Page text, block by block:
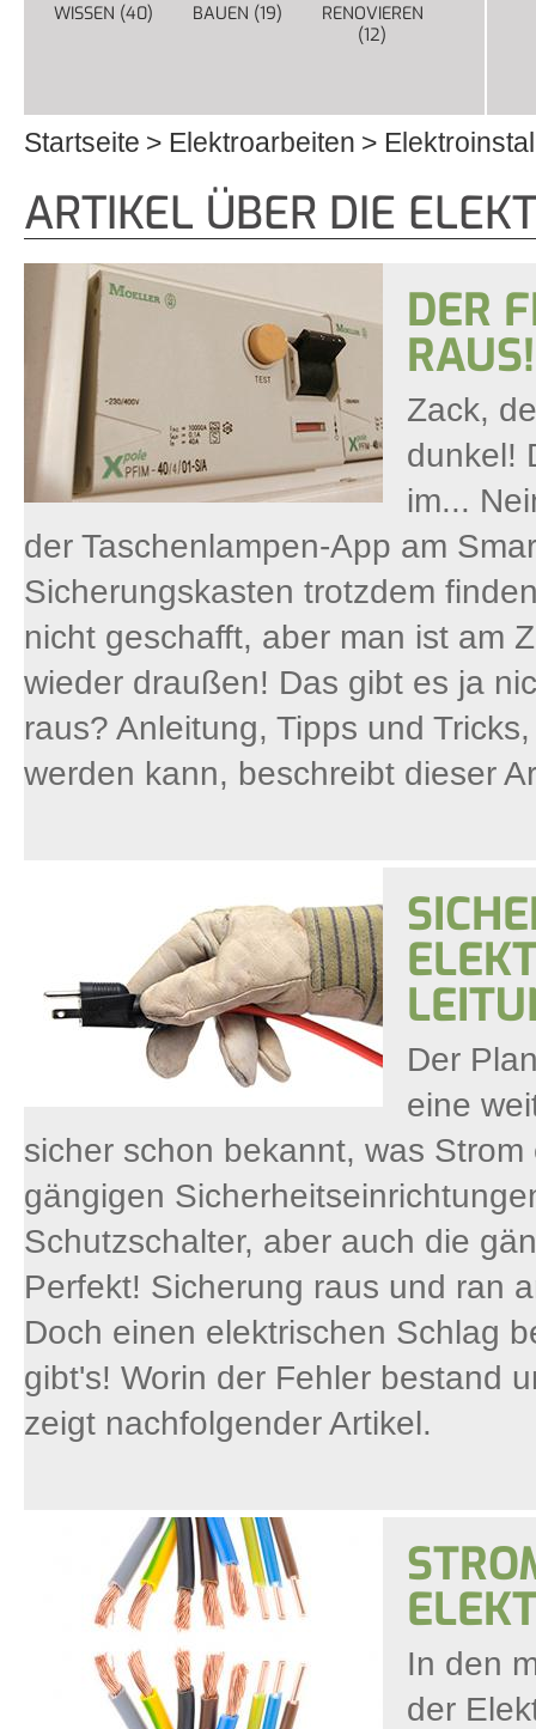
WISSEN (40) APPLY WISSEN FILTER
BAUEN (19) APPLY BAUEN FILTER
RENOVIEREN
(12)
Startseite Elektroarbeiten
ARTIKEL ÜBER DIE
DER
Zack,
dunkel!
im...
der Taschenlampen-App am
Sicherungskasten trotzdem
nicht geschafft, aber man ist am
wieder draußen! Das gibt es ja
raus? Anleitung, Tipps und
werden kann, beschreibt dieser
Der
eine
sicher schon bekannt, was
gängigen
Schutzschalter, aber auch die
Perfekt! Sicherung raus und ran
Doch einen elektrischen Schlag
gibt's! Worin der Fehler bestand
zeigt nachfolgender Artikel.
In den
der